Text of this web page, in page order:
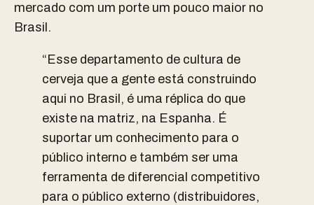
mercado com um porte um pouco maior no
Brasil.
“Esse departamento de cultura de
cerveja que a gente está construindo
aqui no Brasil, é uma réplica do que
existe na matriz, na Espanha. É
suportar um conhecimento para o
público interno e também ser uma
ferramenta de diferencial competitivo
para o público externo (distribuidores,